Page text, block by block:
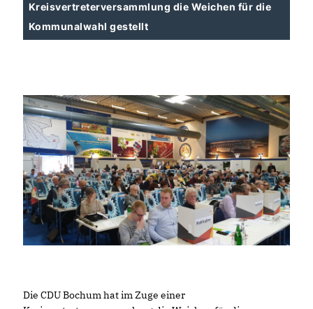
Kreisvertreterversammlung die Weichen für die
Kommunalwahl gestellt
Die CDU Bochum hat im Zuge einer